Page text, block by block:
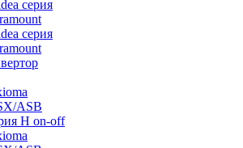
серия
серия
ASB
Н on-off